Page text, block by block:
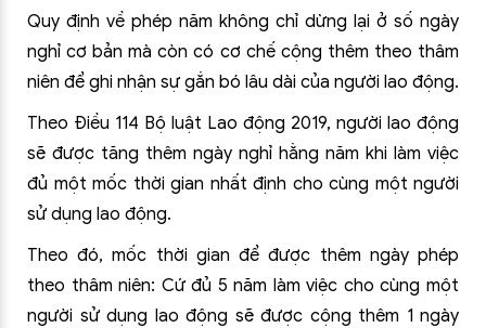
Quy định về phép năm không chỉ dừng lại ở số ngày
nghỉ cơ bản mà còn có cơ chế cộng thêm theo thâm
niên để ghi nhận sự gắn bó lâu dài của người lao động.
Theo Điều 114 Bộ luật Lao động 2019, người lao động
sẽ được tăng thêm ngày nghỉ hằng năm khi làm việc
đủ một mốc thời gian nhất định cho cùng một người
sử dụng lao động.
Theo đó, mốc thời gian để được thêm ngày phép
theo thâm niên: Cứ đủ 5 năm làm việc cho cùng một
người sử dụng lao động sẽ được cộng thêm 1 ngày